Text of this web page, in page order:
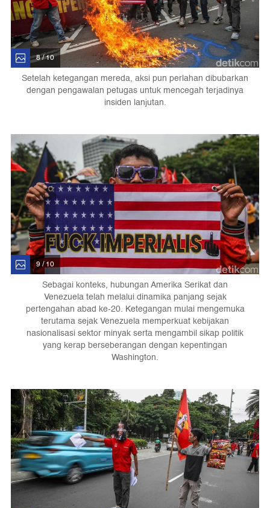
8 / 10
Setelah ketegangan mereda, aksi pun perlahan dibubarkan
dengan pengawalan petugas untuk mencegah terjadinya
insiden lanjutan.
9 / 10
Sebagai konteks, hubungan Amerika Serikat dan
Venezuela telah melalui dinamika panjang sejak
pertengahan abad ke-20. Ketegangan mulai mengemuka
terutama sejak Venezuela memperkuat kebijakan
nasionalisasi sektor minyak serta mengambil sikap politik
yang kerap berseberangan dengan kepentingan
Washington.